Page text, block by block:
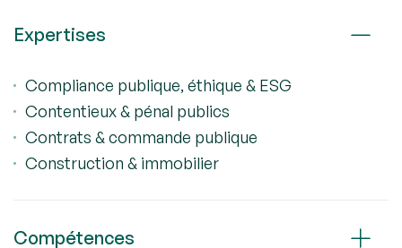
Expertises
Compliance publique, éthique & ESG
Contentieux & pénal publics
Contrats & commande publique
Construction & immobilier
Compétences